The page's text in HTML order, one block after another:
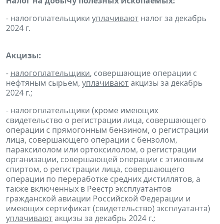
- налогоплательщики уплачивают налог за декабрь
2024 г.
Акцизы:
- налогоплательщики, совершающие операции с
нефтяным сырьем, уплачиваютакцизы за декабрь
2024 г.;
- налогоплательщики (кроме имеющих
свидетельство о регистрации лица, совершающего
операции с прямогонным бензином, о регистрации
лица, совершающего операции с бензолом,
параксилолом или ортоксилолом, о регистрации
организации, совершающей операции с этиловым
спиртом, о регистрации лица, совершающего
операции по переработке средних дистиллятов, а
также включенных в Реестр эксплуатантов
гражданской авиации Российской Федерации и
имеющих сертификат (свидетельство) эксплуатанта)
уплачиваютакцизы за декабрь 2024 г.;